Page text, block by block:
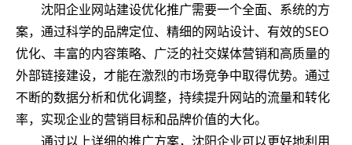
沈阳企业网站建设优化推广需要一个全面、系统的方
案，通过科学的品牌定位、精细的网站设计、有效的SEO
优化、丰富的内容策略、广泛的社交媒体营销和高质量的
外部链接建设，才能在激烈的市场竞争中取得优势。通过
不断的数据分析和优化调整，持续提升网站的流量和转化
率，实现企业的营销目标和品牌价值的大化。
通过以上详细的推广方案，沈阳企业可以更好地利用